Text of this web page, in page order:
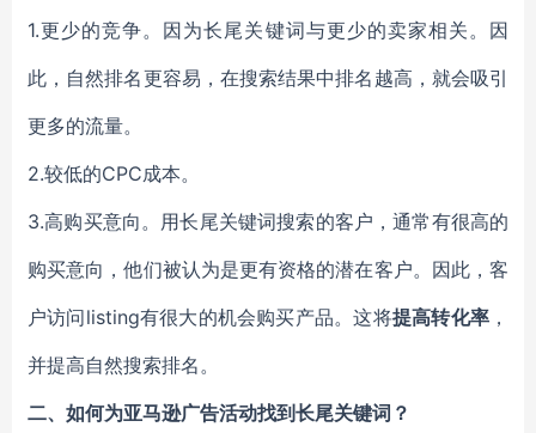
1.更少的竞争。因为长尾关键词与更少的卖家相关。因
此，自然排名更容易，在搜索结果中排名越高，就会吸引
更多的流量。
2.较低的CPC成本。
3.高购买意向。用长尾关键词搜索的客户，通常有很高的
购买意向，他们被认为是更有资格的潜在客户。因此，客
户访问listing有很大的机会购买产品。这将提高转化率 ，
并提高自然搜索排名。
二、 如何为亚马逊广告活动找到长尾关键词？